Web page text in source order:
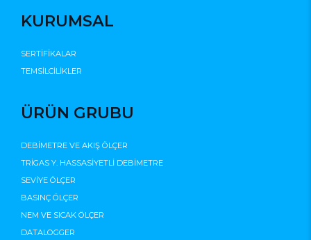
KURUMSAL
SERTİFİKALAR
TEMSİLCİLİKLER
ÜRÜN GRUBU
DEBİMETRE VE AKIŞ ÖLÇER
TRİGAS Y. HASSASİYETLİ DEBİMETRE
SEVİYE ÖLÇER
BASINÇ ÖLÇER
NEM VE SICAK ÖLÇER
DATALOGGER